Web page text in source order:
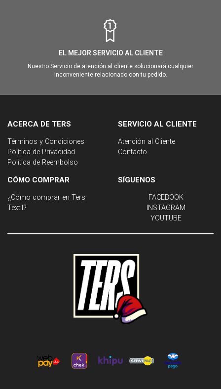
EL MEJOR SERVICIO AL CLIENTE
Nuestro Servicio de atención al cliente solucionará cualquier
inconveniente relacionado con tu pedido.
ACERCA DE TERS
Términos y Condiciones
Política de Privacidad
Política de Reembolso
SERVICIO AL CLIENTE
Atención al Cliente
Contacto
CÓMO COMPRAR
¿Cómo comprar en Ters
Textil?
SÍGUENOS
FACEBOOK
INSTAGRAM
YOUTUBE